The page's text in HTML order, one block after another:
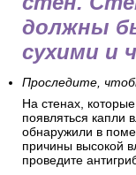
должны
сухими и
Проследите,
На стенах,
появляться капли
обнаружили в
причины высокой
проведите